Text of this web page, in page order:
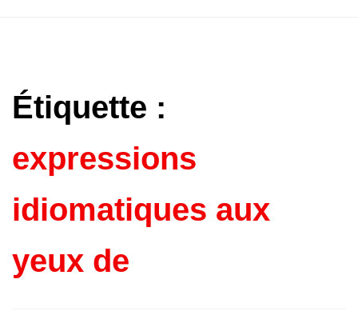
Étiquette :
expressions
idiomatiques aux
yeux de